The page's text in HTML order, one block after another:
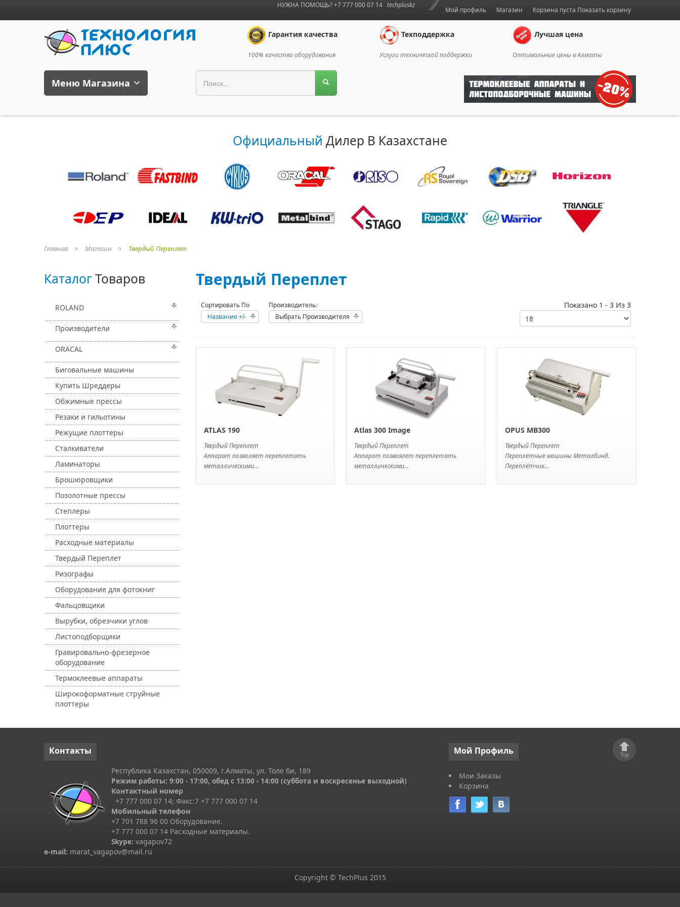
Корзина пуста Показать корзину
Мой профиль Магазин
НУЖНА ПОМОЩЬ? +7 777 000 07 14 techpluskz
Гарантия качества
100% качество оборудования
Техподдержка
Услуги технической поддержки
Лучшая цена
Оптимальные цены в Алматы
Меню Магазина
Официальный Дилер В Казахстане
Главная Магазин Твердый Переплет
КаталогТоваров
ROLAND
Производители
ORACAL
Биговальные машины
Купить Шреддеры
Обжимные прессы
Резаки и гильотины
Режущие плоттеры
Сталкиватели
Ламинаторы
Брошюровщики
Позолотные прессы
Степлеры
Плоттеры
Расходные материалы
Твердый Переплет
Ризографы
Оборудование для фотокниг
Фальцовщики
Вырубки, обрезчики углов
Листоподборщики
Гравировально-фрезерное
оборудование
Термоклеевые аппараты
Широкоформатные струйные
плоттеры
Твердый Переплет
Сортировать По
Название +/-
Производитель:
Выбрать Производителя
Показано 1 - 3 Из 3
ATLAS 190
Твердый Переплет
Аппарат позволяет переплетать
металлическими...
Atlas 300 Image
Твердый Переплет
Аппарат позвоялет переплетать
металлическими...
OPUS MB300
Твердый Переплет
Переплётные машины Металбинд.
Переплётчик...
Контакты
Республика Казахстан, 050009, г.Алматы, ул. Толе би, 189
Режим работы: 9:00 - 17:00, обед с 13:00 - 14:00 (суббота и воскресенье выходной)
Контактный номер
+7 777 000 07 14; Факс:7 +7 777 000 07 14
Мобильный телефон
+7 701 788 96 00 Оборудование.
+7 777 000 07 14 Расходные материалы.
Skype: vagapov72
e-mail: marat_vagapov@mail.ru
Мой Профиль
Мои Заказы
Корзина
Top
Copyright © TechPlus 2015